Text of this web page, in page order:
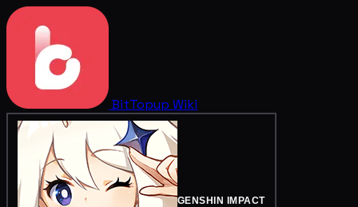
BitTopup Wiki
GENSHIN IMPACT